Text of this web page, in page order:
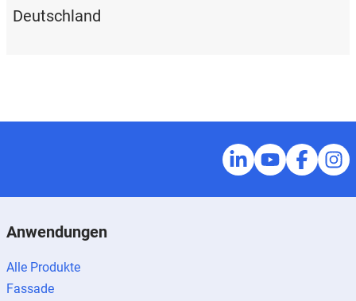
Deutschland
Anwendungen
Alle Produkte
Fassade